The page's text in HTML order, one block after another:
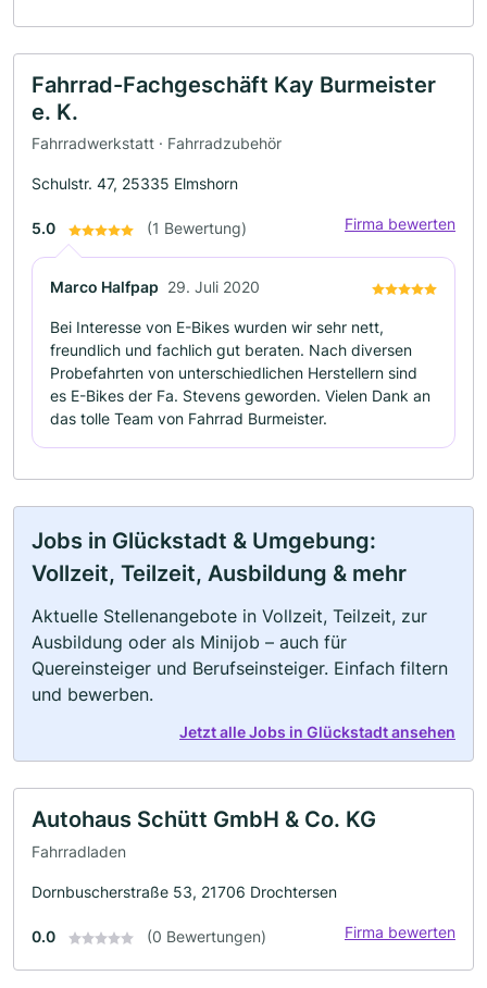
Fahrrad-Fachgeschäft Kay Burmeister
e. K.
Fahrradwerkstatt · Fahrradzubehör
Schulstr. 47, 25335 Elmshorn
5.0 (1 Bewertung) Firma bewerten
Marco Halfpap 29. Juli 2020
Bei Interesse von E-Bikes wurden wir sehr nett,
freundlich und fachlich gut beraten. Nach diversen
Probefahrten von unterschiedlichen Herstellern sind
es E-Bikes der Fa. Stevens geworden. Vielen Dank an
das tolle Team von Fahrrad Burmeister.
Jobs in Glückstadt & Umgebung:
Vollzeit, Teilzeit, Ausbildung & mehr
Aktuelle Stellenangebote in Vollzeit, Teilzeit, zur
Ausbildung oder als Minijob – auch für
Quereinsteiger und Berufseinsteiger. Einfach filtern
und bewerben.
Jetzt alle Jobs in Glückstadt ansehen
Autohaus Schütt GmbH & Co. KG
Fahrradladen
Dornbuscherstraße 53, 21706 Drochtersen
0.0 (0 Bewertungen) Firma bewerten